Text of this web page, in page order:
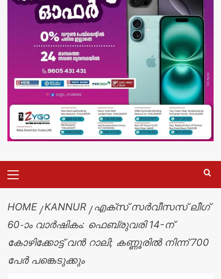
HOME KANNUR
എക്സ് സർവീസസ് ലീഗ്
60-ാം വാർഷികം: ഫെബ്രുവരി 14-ന്
കോഴിക്കോട്ട് വൻ റാലി; കണ്ണൂരിൽ നിന്ന് 700
പേർ പങ്കെടുക്കും